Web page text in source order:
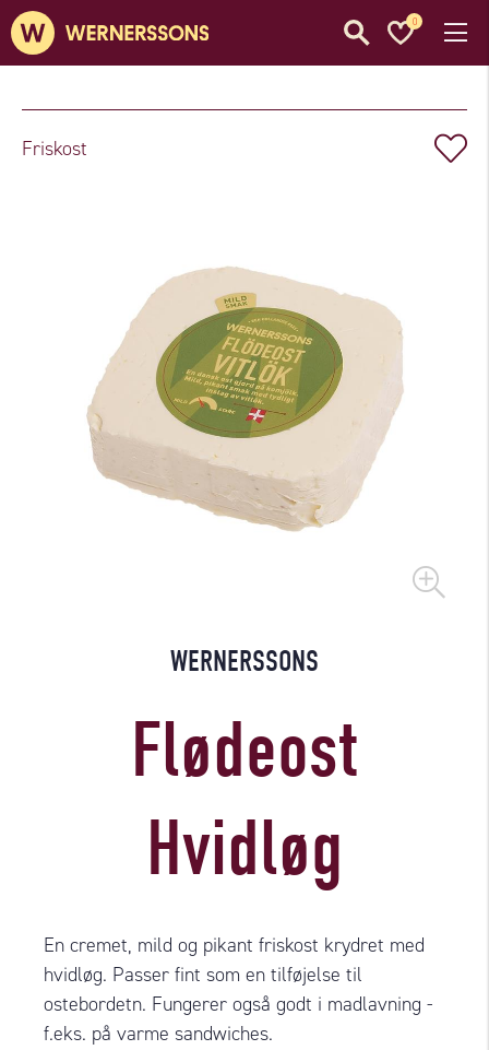
0
Friskost
WERNERSSONS
Flødeost
Hvidløg
En cremet, mild og pikant friskost krydret med
hvidløg. Passer fint som en tilføjelse til
ostebordetn. Fungerer også godt i madlavning -
f.eks. på varme sandwiches.